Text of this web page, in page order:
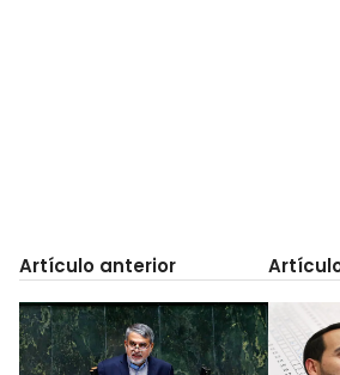
Artículo anterior